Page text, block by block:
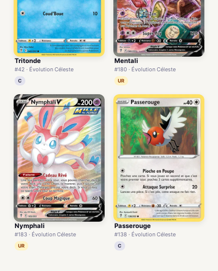
Tritonde
#42 · Évolution Céleste
C
Mentali
#180 · Évolution Céleste
UR
Nymphali
#183 · Évolution Céleste
UR
Passerouge
#138 · Évolution Céleste
C